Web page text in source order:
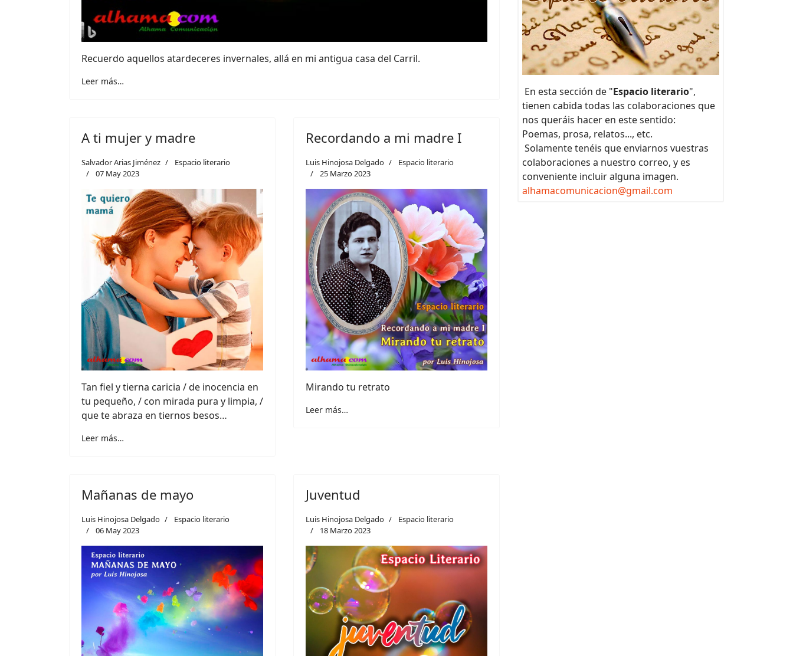
Recuerdo aquellos atardeceres invernales, allá en mi antigua casa del Carril.
Leer más…
A ti mujer y madre
Salvador Arias Jiménez
Espacio literario
07 May 2023
Tan fiel y tierna caricia / de inocencia en
tu pequeño, / con mirada pura y limpia, /
que te abraza en tiernos besos…
Leer más…
Recordando a mi madre I
Luis Hinojosa Delgado
Espacio literario
25 Marzo 2023
Mirando tu retrato
Leer más…
Mañanas de mayo
Luis Hinojosa Delgado
Espacio literario
06 May 2023
Juventud
Luis Hinojosa Delgado
Espacio literario
18 Marzo 2023
En esta sección de "Espacio literario",
tienen cabida todas las colaboraciones que
nos queráis hacer en este sentido:
Poemas, prosa, relatos..., etc.
Solamente tenéis que enviarnos vuestras
colaboraciones a nuestro correo, y es
conveniente incluir alguna imagen.
alhamacomunicacion@gmail.com